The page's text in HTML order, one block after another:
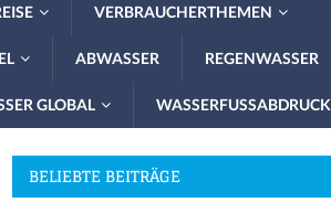
VERBRAUCHERTHEMEN
ABWASSER REGENWASSER
GLOBAL WASSERFUSSABDRUCK
BELIEBTE BEITRÄGE